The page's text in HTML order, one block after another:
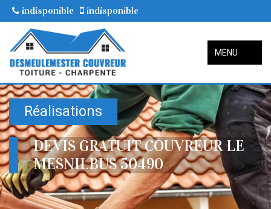
indisponible indisponible
MENU
Réalisations
DEVIS GRATUIT COUVREUR LE
MESNILBUS 50490